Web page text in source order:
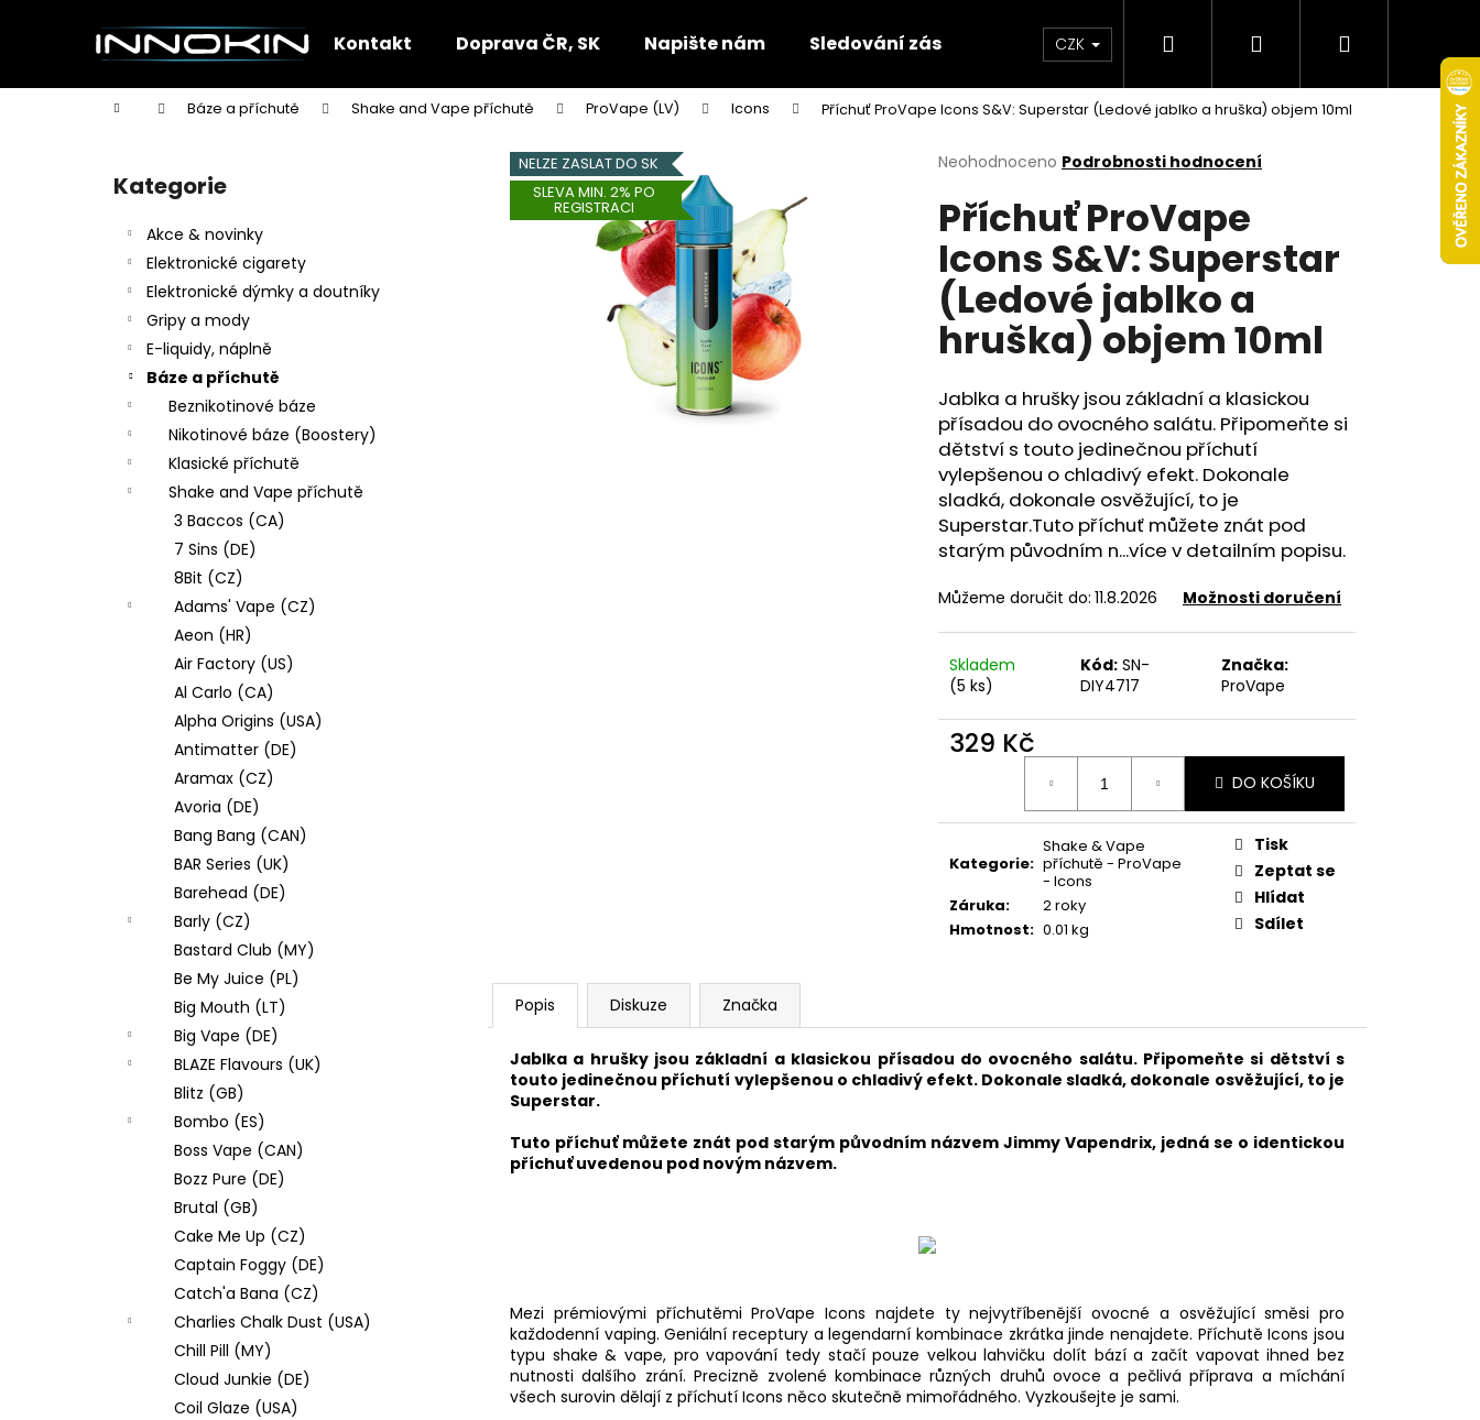
Kontakt Doprava ČR, SK Napište nám Sledování zásilek Obchodní podmínky Věrnostní program
CZK Hledat PřihlášeníNákupní
Domů Báze a příchutě Shake and Vape příchutě ProVape (LV) Icons Příchuť ProVape Icons S&V: Superstar (Ledové jablko a hruška) objem 10ml
Přeskočit
kategorie
Kategorie
Akce & novinky
Elektronické cigarety
Elektronické dýmky a doutníky
Gripy a mody
E-liquidy, náplně
Báze a příchutě
Beznikotinové báze
Nikotinové báze (Boostery)
Klasické příchutě
Shake and Vape příchutě
3 Baccos (CA)
7 Sins (DE)
8Bit (CZ)
Adams' Vape (CZ)
Aeon (HR)
Air Factory (US)
Al Carlo (CA)
Alpha Origins (USA)
Antimatter (DE)
Aramax (CZ)
Avoria (DE)
Bang Bang (CAN)
BAR Series (UK)
Barehead (DE)
Barly (CZ)
Bastard Club (MY)
Be My Juice (PL)
Big Mouth (LT)
Big Vape (DE)
BLAZE Flavours (UK)
Blitz (GB)
Bombo (ES)
Boss Vape (CAN)
Bozz Pure (DE)
Brutal (GB)
Cake Me Up (CZ)
Captain Foggy (DE)
Catch'a Bana (CZ)
Charlies Chalk Dust (USA)
Chill Pill (MY)
Cloud Junkie (DE)
Coil Glaze (USA)
Průměrné
produktu
je
0,0
5
hvězdiček.
Neohodnoceno Podrobnosti hodnocení
Příchuť ProVape
Icons S&V: Superstar
(Ledové jablko a
hruška) objem 10ml
Jablka a hrušky jsou základní a klasickou
přísadou do ovocného salátu. Připomeňte si
dětství s touto jedinečnou příchutí
vylepšenou o chladivý efekt. Dokonale
sladká, dokonale osvěžující, to je
Superstar.Tuto příchuť můžete znát pod
starým původním n...více v detailním popisu.
Můžeme doručit do: 11.8.2026 Možnosti doručení
Skladem
(5 ks)
Kód: SN-
DIY4717
Značka:
ProVape
329 Kč
DO KOŠÍKU
Kategorie:
Shake & Vape
příchutě - ProVape
- Icons
Záruka:
2 roky
Hmotnost: 0.01 kg
Tisk
Zeptat se
Hlídat
Sdílet
NELZE ZASLAT DO SK
SLEVA MIN. 2% PO
REGISTRACI
Popis Diskuze Značka
Jablka a hrušky jsou základní a klasickou přísadou do ovocného salátu. Připomeňte si dětství s
touto jedinečnou příchutí vylepšenou o chladivý efekt. Dokonale sladká, dokonale osvěžující, to je
Superstar.
Tuto příchuť můžete znát pod starým původním názvem Jimmy Vapendrix, jedná se o identickou
příchuť uvedenou pod novým názvem.
Mezi prémiovými příchutěmi ProVape Icons najdete ty nejvytříbenější ovocné a osvěžující směsi pro
každodenní vaping. Geniální receptury a legendarní kombinace zkrátka jinde nenajdete. Příchutě Icons jsou
typu shake & vape, pro vapování tedy stačí pouze velkou lahvičku dolít bází a začít vapovat ihned bez
nutnosti dalšího zrání. Precizně zvolené kombinace různých druhů ovoce a pečlivá příprava a míchání
všech surovin dělají z příchutí Icons něco skutečně mimořádného. Vyzkoušejte je sami.
í
Zpět
do
Zpět
do
Co potřebujete najít?
Doporučujeme
Následující
DEKANG DESERT SHIP 10ML 11MG
154 Kč
Původně:195 Kč
OXVA XLIM TOP FILL SS POD CARTRIDGE
1,2OHM 2ML